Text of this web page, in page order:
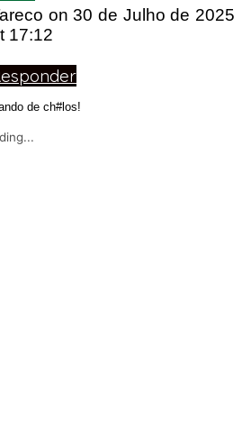
on30 de Julho de 2025
17:12
de ch#los!